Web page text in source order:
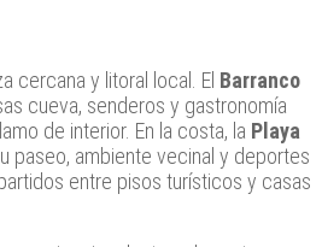
cercana y litoral local. El Barranco
cueva, senderos y gastronomía
de interior. En la costa, la Playa
paseo, ambiente vecinal y deportes
entre pisos turísticos y casas